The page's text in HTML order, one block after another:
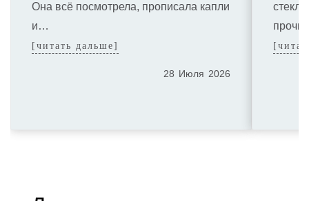
Она всё посмотрела, прописала капли
и…
[читать дальше]
28 Июля 2026